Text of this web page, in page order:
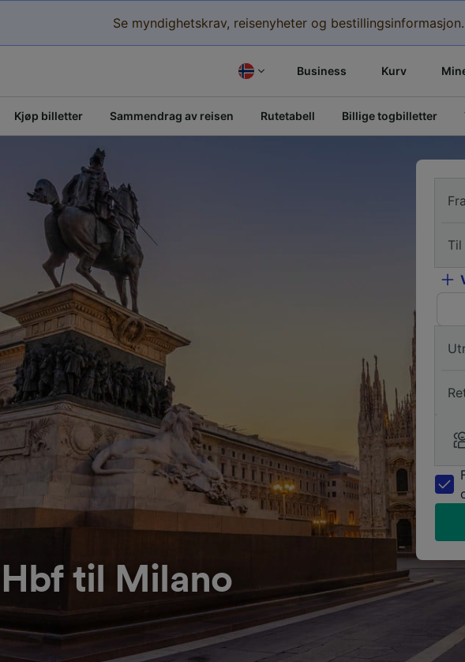
Se myndighetskrav, reisenyheter og bestillingsinformasjon.
Business Kurv
Kjøp billetter Sammendrag av reisen Rutetabell Billige togbilletter
til Milano
Til